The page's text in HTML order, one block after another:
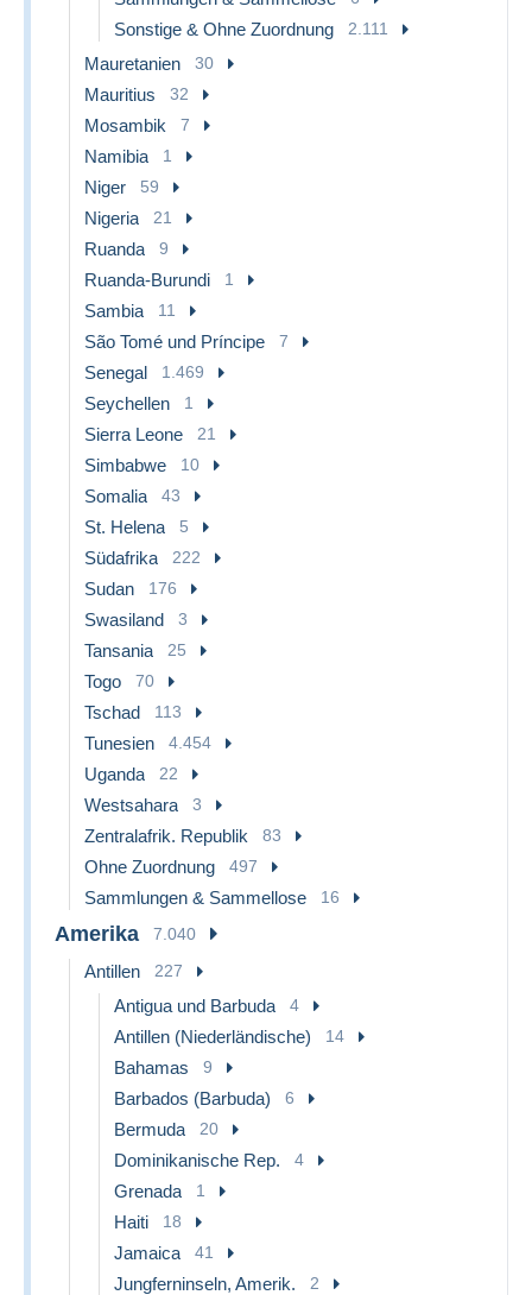
Sonstige & Ohne Zuordnung 2.111
Mauretanien 30
Mauritius 32
Mosambik 7
Namibia 1
Niger 59
Nigeria 21
Ruanda 9
Ruanda-Burundi 1
Sambia 11
São Tomé und Príncipe 7
Senegal 1.469
Seychellen 1
Sierra Leone 21
Simbabwe 10
Somalia 43
St. Helena 5
Südafrika 222
Sudan 176
Swasiland 3
Tansania 25
Togo 70
Tschad 113
Tunesien 4.454
Uganda 22
Westsahara 3
Zentralafrik. Republik 83
Ohne Zuordnung 497
Sammlungen & Sammellose 16
Amerika 7.040
Antillen 227
Antigua und Barbuda 4
Antillen (Niederländische) 14
Bahamas 9
Barbados (Barbuda) 6
Bermuda 20
Dominikanische Rep. 4
Grenada 1
Haiti 18
Jamaica 41
Jungferninseln, Amerik. 2